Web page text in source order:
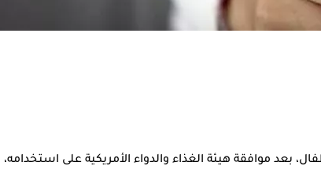
بعد موافقة هيئة الغذاء والدواء الأمريكية على